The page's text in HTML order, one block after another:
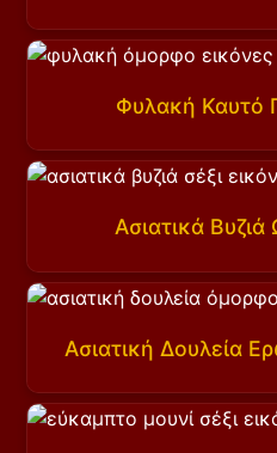
Φυλακή Καυτό
Ασιατικά
Ασιατική Δουλεία